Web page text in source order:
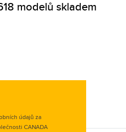
modelů skladem
údajů za
CANADA